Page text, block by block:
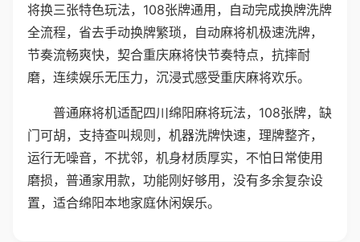
将换三张特色玩法，108张牌通用，自动完成换牌洗牌
全流程，省去手动换牌繁琐，自动麻将机极速洗牌，
节奏流畅爽快，契合重庆麻将快节奏特点，抗摔耐
磨，连续娱乐无压力，沉浸式感受重庆麻将欢乐。
普通麻将机适配四川绵阳麻将玩法，108张牌，缺
门可胡，支持查叫规则，机器洗牌快速，理牌整齐，
运行无噪音，不扰邻，机身材质厚实，不怕日常使用
磨损，普通家用款，功能刚好够用，没有多余复杂设
置，适合绵阳本地家庭休闲娱乐。